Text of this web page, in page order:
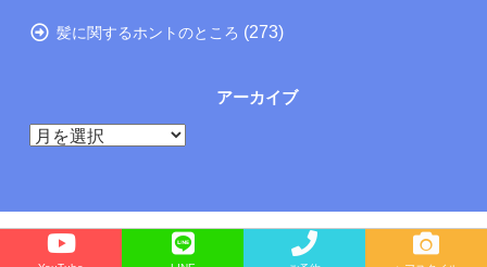
髪に関するホントのところ (273)
アーカイブ
ア
ブ
Copyright©
たつの市の美容院メーカー講師が教えるぺったんこ髪の解決方法ブログ, 2025 All